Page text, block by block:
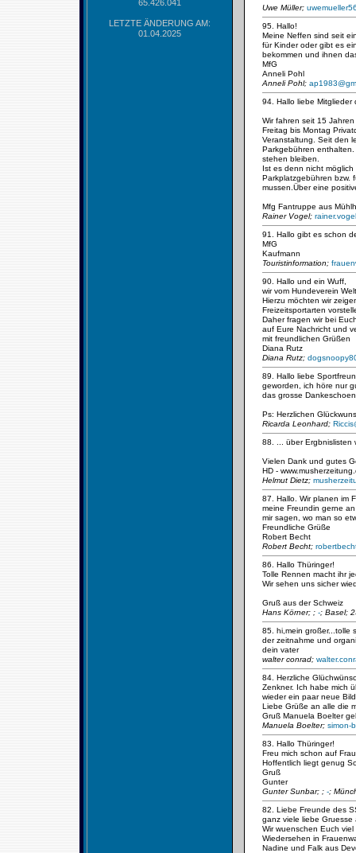
65.426.041
LETZTE ÄNDERUNG AM:
01.04.2025
Uwe Müller;
95. Hallo!
Meine Neffen sind seit
für Kinder oder gibt es
bekommen und ihnen
MfG
Anneli Pohl
Anneli Pohl;
94. Hallo liebe Mitglieder
Wir fahren seit 15
Freitag bis Montag
Veranstaltung. Seit den
Parkgebühren
stehen bleiben.
Ist es denn nicht
Parkplatzgebühren bzw.
mussen.Über eine
Mfg Fantruppe aus
Rainer Vogel;
91. Hallo gibt es schon
MfG
Kaufmann
Touristinformation;
90. Hallo und ein Wuff,
wir vom Hundeverein
Hierzu möchten wir
Freizeitsportarten
Daher fragen wir bei
auf Eure Nachricht und
mit freundlichen Grüßen
Diana Rutz
Diana Rutz;
89. Hallo liebe
geworden, ich höre nur
das grosse
Ps: Herzlichen
Ricarda Leonhard;
88. ... über Ergbnislisten
Vielen Dank und gutes
HD -
Helmut Dietz;
87. Hallo. Wir planen im
meine Freundin gerne
mir sagen, wo man so
Freundliche Grüße
Robert Becht
Robert Becht;
86. Hallo Thüringer!
Tolle Rennen macht ihr
Wir sehen uns sicher
Gruß aus der Schweiz
Hans Körner; ; -; Basel;
85. hi,mein großer...tolle
der zeitnahme und
dein vater
walter conrad;
84. Herzliche
Zenkner. Ich habe mich
wieder ein paar neue
Liebe Grüße an alle die
Gruß Manuela Boelter
Manuela Boelter; simon-
83. Hallo Thüringer!
Freu mich schon auf
Hoffentlich liegt genug
Gruß
Gunter
Gunter Sunbar; ; -;
82. Liebe Freunde des
ganz viele liebe
Wir wuenschen Euch
Wiedersehen in
Nadine und Falk aus